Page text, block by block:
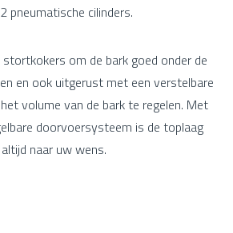
pneumatische cilinders.
om de bark goed onder de
en ook uitgerust met een verstelbare
volume van de bark te regelen. Met
doorvoersysteem is de toplaag
altijd naar uw wens.